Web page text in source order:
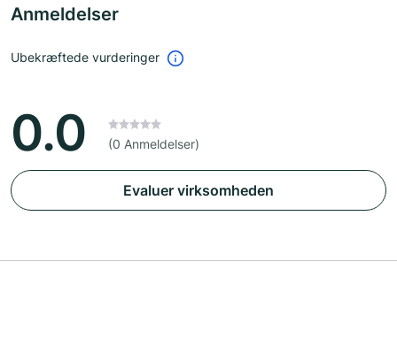
Anmeldelser
Ubekræftede vurderinger
0.0 (0 Anmeldelser)
Evaluer virksomheden